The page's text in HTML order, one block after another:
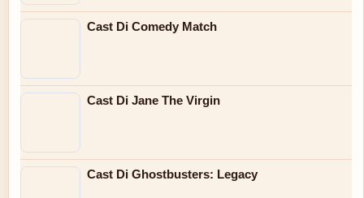
Cast Di Comedy Match
Cast Di Jane The Virgin
Cast Di Ghostbusters: Legacy